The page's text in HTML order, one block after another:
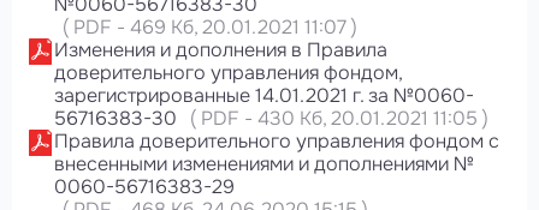
( PDF - 469 Кб, 20.01.2021 11:07)
Изменения и дополнения в Правила
доверительного управления фондом,
зарегистрированные 14.01.2021 г. за №0060-
56716383-30
( PDF - 430 Кб, 20.01.2021 11:05 )
Правила доверительного управления фондом с
внесенными изменениями и дополнениями №
0060-56716383-29